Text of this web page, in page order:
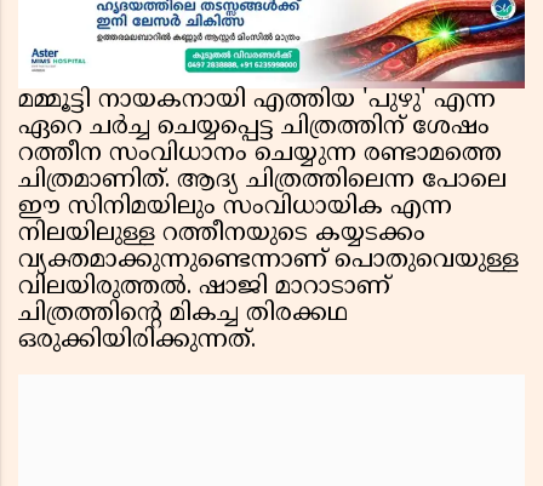
പാരമ്പര്യം?
മമ്മൂട്ടി നായകനായി എത്തിയ 'പുഴു' എന്ന
ഏറെ ചർച്ച ചെയ്യപ്പെട്ട ചിത്രത്തിന് ശേഷം
റത്തീന സംവിധാനം ചെയ്യുന്ന രണ്ടാമത്തെ
ചിത്രമാണിത്. ആദ്യ ചിത്രത്തിലെന്ന പോലെ
ഈ സിനിമയിലും സംവിധായിക എന്ന
നിലയിലുള്ള റത്തീനയുടെ കയ്യടക്കം
വ്യക്തമാക്കുന്നുണ്ടെന്നാണ് പൊതുവെയുള്ള
വിലയിരുത്തൽ. ഷാജി മാറാടാണ്
ചിത്രത്തിൻ്റെ മികച്ച തിരക്കഥ
ഒരുക്കിയിരിക്കുന്നത്.